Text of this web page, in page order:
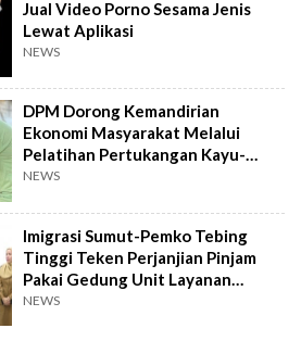
Jual Video Porno Sesama Jenis
Lewat Aplikasi
NEWS
DPM Dorong Kemandirian
Ekonomi Masyarakat Melalui
Pelatihan Pertukangan Kayu-
Pelatihan UMKM
NEWS
Imigrasi Sumut-Pemko Tebing
Tinggi Teken Perjanjian Pinjam
Pakai Gedung Unit Layanan
Paspor
NEWS